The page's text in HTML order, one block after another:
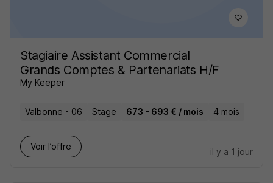
Stagiaire Assistant Commercial
Grands Comptes & Partenariats H/F
My Keeper
Valbonne - 06 Stage 673 - 693 € / mois 4 mois
Voir l’offre
il y a 1 jour